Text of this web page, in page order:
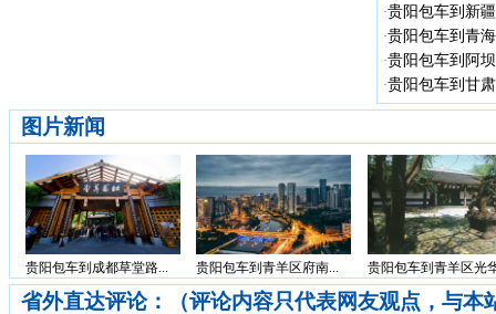
·贵阳包车到新
·贵阳包车到青
·贵阳包车到阿
·贵阳包车到甘
图片新闻
贵阳包车到成都草堂路... 贵阳包车到青羊区府南... 贵阳包车到青羊区光
省外直达评论：（评论内容只代表网友观点，与本